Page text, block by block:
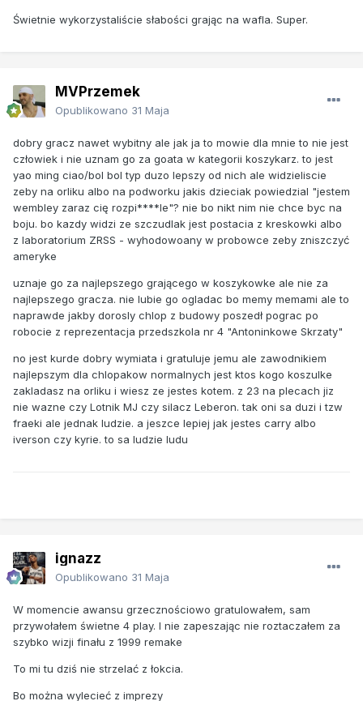
Świetnie wykorzystaliście słabości grając na wafla. Super.
MVPrzemek
Opublikowano 31 Maja
dobry gracz nawet wybitny ale jak ja to mowie dla mnie to nie jest
człowiek i nie uznam go za goata w kategorii koszykarz. to jest
yao ming ciao/bol bol typ duzo lepszy od nich ale widzieliscie
zeby na orliku albo na podworku jakis dzieciak powiedzial "jestem
wembley zaraz cię rozpi****le"? nie bo nikt nim nie chce byc na
boju. bo kazdy widzi ze szczudlak jest postacia z kreskowki albo
z laboratorium ZRSS - wyhodowoany w probowce zeby zniszczyć
ameryke
uznaje go za najlepszego grającego w koszykowke ale nie za
najlepszego gracza. nie lubie go ogladac bo memy memami ale to
naprawde jakby dorosly chlop z budowy poszedł pograc po
robocie z reprezentacja przedszkola nr 4 "Antoninkowe Skrzaty"
no jest kurde dobry wymiata i gratuluje jemu ale zawodnikiem
najlepszym dla chlopakow normalnych jest ktos kogo koszulke
zakladasz na orliku i wiesz ze jestes kotem. z 23 na plecach jiz
nie wazne czy Lotnik MJ czy silacz Leberon. tak oni sa duzi i tzw
fraeki ale jednak ludzie. a jeszce lepiej jak jestes carry albo
iverson czy kyrie. to sa ludzie ludu
ignazz
Opublikowano 31 Maja
W momencie awansu grzecznościowo gratulowałem, sam
przywołałem świetne 4 play. I nie zapeszając nie roztaczałem za
szybko wizji finału z 1999 remake
To mi tu dziś nie strzelać z łokcia.
Bo można wylecieć z imprezy